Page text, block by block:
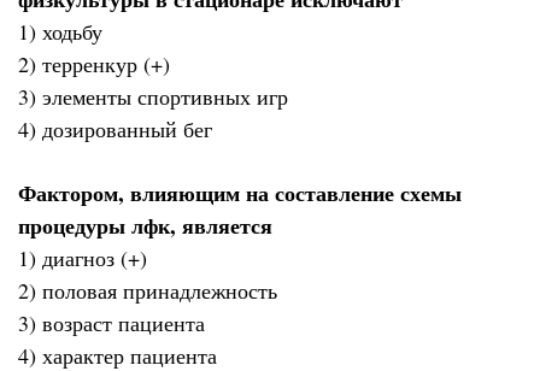
1) ходьбу
2) терренкур (+)
3) элементы спортивных игр
4) дозированный бег
Фактором, влияющим на составление схемы
процедуры лфк, является
1) диагноз (+)
2) половая принадлежность
3) возраст пациента
4) характер пациента